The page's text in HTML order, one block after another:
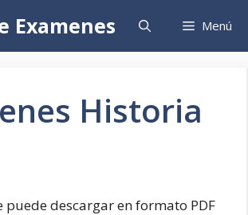
Examenes Menú
Historia
puede descargar en formato PDF